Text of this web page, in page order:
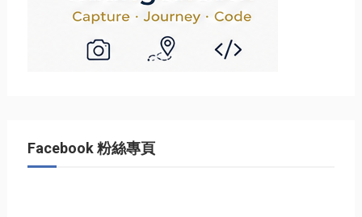
Facebook 粉絲專頁